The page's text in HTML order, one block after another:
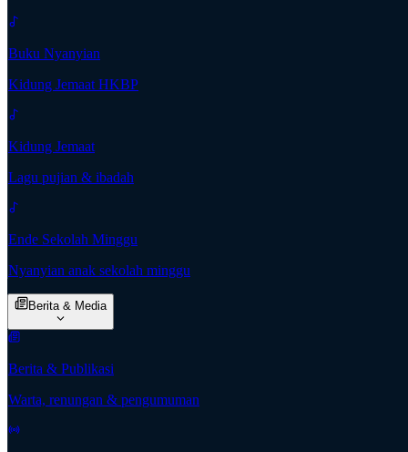
Buku Nyanyian
Kidung Jemaat HKBP
Kidung Jemaat
Lagu pujian & ibadah
Ende Sekolah Minggu
Nyanyian anak sekolah minggu
Berita & Media
Berita & Publikasi
Warta, renungan & pengumuman